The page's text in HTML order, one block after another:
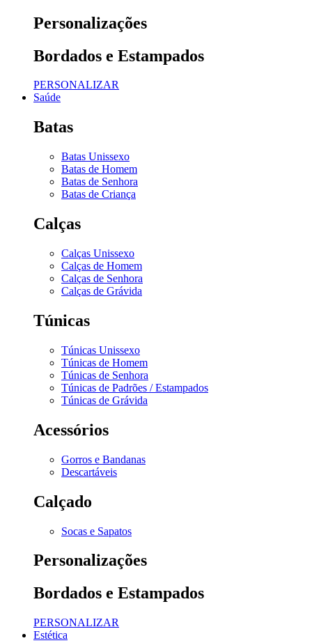
Personalizações
Bordados e Estampados
PERSONALIZAR
Saúde
Batas
Batas Unissexo
Batas de Homem
Batas de Senhora
Batas de Criança
Calças
Calças Unissexo
Calças de Homem
Calças de Senhora
Calças de Grávida
Túnicas
Túnicas Unissexo
Túnicas de Homem
Túnicas de Senhora
Túnicas de Padrões / Estampados
Túnicas de Grávida
Acessórios
Gorros e Bandanas
Descartáveis
Calçado
Socas e Sapatos
Personalizações
Bordados e Estampados
PERSONALIZAR
Estética